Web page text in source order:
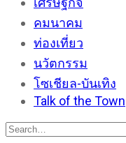
คมนาคม
ท่องเที่ยว
นวัตกรรม
โซเชียล-บันเทิง
Talk of the Town